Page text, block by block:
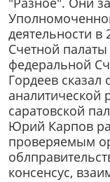
деятельности в
Счетной
федеральной
Гордеев
аналитической
саратовской
Юрий Карпов
проверяемым
консенсус,